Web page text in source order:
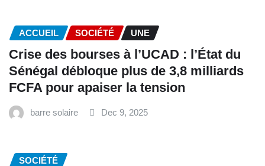
ACCUEIL SOCIÉTÉ UNE
Crise des bourses à l’UCAD : l’État du
Sénégal débloque plus de 3,8 milliards
FCFA pour apaiser la tension
barre solaire Dec 9, 2025
SOCIÉTÉ